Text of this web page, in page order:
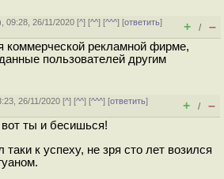
09:28, 26/11/2020 [^] [^^] [^^^] [ответить]
+ / –
коммерческой рекламной фирме,
пользователей другим
26/11/2020 [^] [^^] [^^^] [ответить]
+ / –
ты и бесишься!
к успеху, не зря сто лет возился